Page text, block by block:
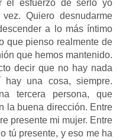
el esfuerzo de serlo yo
Quiero desnudarme
a lo más íntimo
que pienso realmente de
que hemos mantenido.
decir que no hay nada
hay una cosa, siempre.
tercera persona, que
la buena dirección. Entre
presente mi mujer. Entre
tú presente, y eso me ha